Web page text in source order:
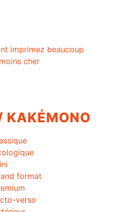
KAKÉMONO
format
verso